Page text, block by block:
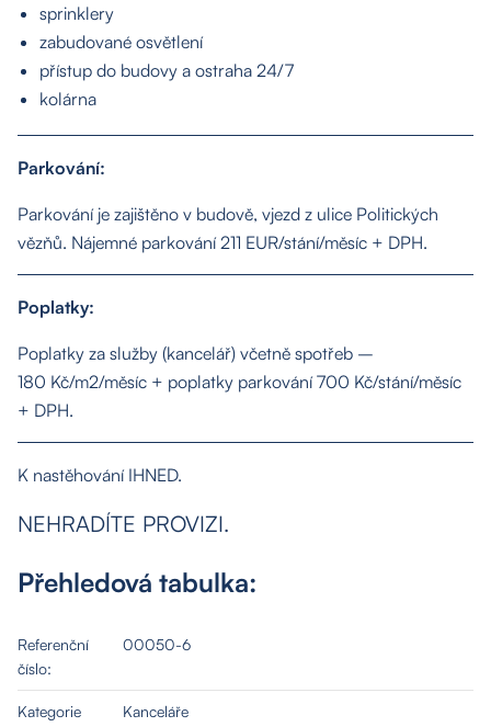
O nás
Služby
sprinklery
zabudované osvětlení
přístup do budovy a ostraha 24/7
kolárna
Parkování:
Parkování je zajištěno v budově, vjezd z ulice Politických
vězňů. Nájemné parkování 211 EUR/stání/měsíc + DPH.
Poplatky:
Poplatky za služby (kancelář) včetně spotřeb –
180 Kč/m2/měsíc + poplatky parkování 700 Kč/stání/měsíc
+ DPH.
K nastěhování IHNED.
NEHRADÍTE PROVIZI.
Přehledová tabulka:
Referenční
číslo:
00050-6
Kategorie Kanceláře